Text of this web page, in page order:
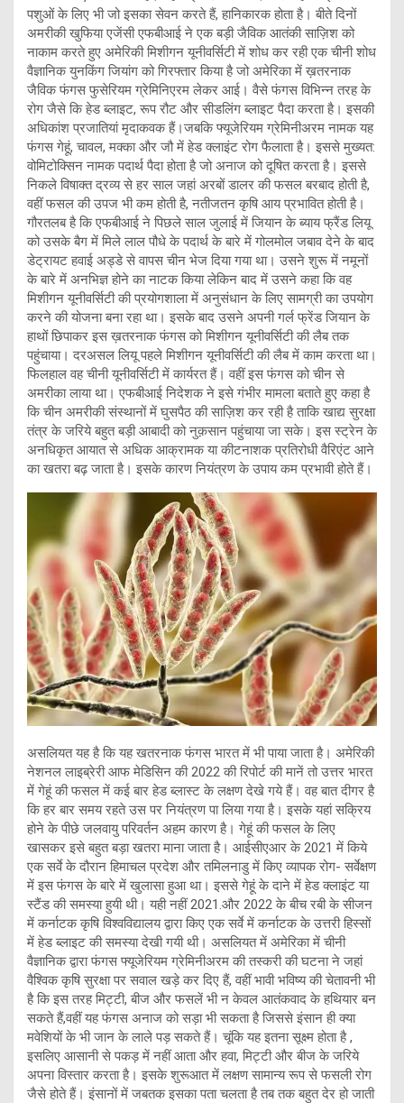
पशुओं के लिए भी जो इसका सेवन करते हैं, हानिकारक होता है। बीते दिनों
अमरीकी खुफिया एजेंसी एफबीआई ने एक बड़ी जैविक आतंकी साज़िश को
नाकाम करते हुए अमेरिकी मिशीगन यूनीवर्सिटी में शोध कर रही एक चीनी शोध
वैज्ञानिक युनकिंग जियांग को गिरफ्तार किया है जो अमेरिका में ख़तरनाक
जैविक फंगस फुसेरियम ग्रेमिनिएरम लेकर आई। वैसे फंगस विभिन्न तरह के
रोग जैसे कि हेड ब्लाइट, रूप रौट और सीडलिंग ब्लाइट पैदा करता है। इसकी
अधिकांश प्रजातियां मृदाकवक हैं।जबकि फ्यूजेरियम ग्रेमिनीअरम नामक यह
फंगस गेहूं, चावल, मक्का और जौ में हेड क्लाइंट रोग फैलाता है। इससे मुख्यत:
वोमिटोक्सिन नामक पदार्थ पैदा होता है जो अनाज को दूषित करता है। इससे
निकले विषाक्त द्रव्य से हर साल जहां अरबों डालर की फसल‌ बरबाद‌ होती है,
वहीं फसल की उपज भी कम होती है, नतीजतन कृषि आय प्रभावित होती है।
गौरतलब है कि एफबीआई ने पिछले साल जुलाई में जियान के ब्याय फ्रैंड लियू
को उसके बैग में मिले लाल पौधे के पदार्थ के बारे में गोलमोल जबाव देने के बाद
डेट्रायट हवाई अड्डे से वापस चीन भेज दिया गया था। उसने शुरू में नमूनों
के बारे में अनभिज्ञ होने का नाटक किया लेकिन बाद में उसने कहा कि वह
मिशीगन यूनीवर्सिटी की प्रयोगशाला में अनुसंधान के लिए सामग्री का उपयोग
करने की योजना बना रहा था। इसके बाद उसने अपनी गर्ल फ्रेंड जियान के
हाथों छिपाकर इस ख़तरनाक फंगस को मिशीगन यूनीवर्सिटी की लैब तक
पहुंचाया। दरअसल लियू पहले मिशीगन यूनीवर्सिटी की लैब में काम करता था।
फिलहाल वह चीनी यूनीवर्सिटी में कार्यरत हैं। वहीं इस फंगस को चीन से
अमरीका लाया था। एफबीआई निदेशक ने इसे गंभीर मामला बताते हुए कहा है
कि चीन अमरीकी संस्थानों में घुसपैठ की साज़िश कर रही है ताकि खाद्य सुरक्षा
तंत्र के जरिये बहुत बड़ी आबादी को नुक़सान पहुंचाया जा सके। इस स्ट्रेन के
अनधिकृत आयात से अधिक आक्रामक या कीटनाशक प्रतिरोधी वैरिएंट आने
का खतरा बढ़ जाता है। इसके कारण नियंत्रण के उपाय कम प्रभावी होते हैं।
असलियत यह है कि यह खतरनाक फंगस भारत में भी पाया जाता है। अमेरिकी
नेशनल‌ लाइब्रेरी आफ मेडिसिन की 2022 की रिपोर्ट की मानें तो उत्तर भारत
में गेहूं की फसल में कई बार हेड ब्लास्ट के लक्षण देखे गये हैं। वह बात दीगर है
कि हर बार समय रहते उस पर नियंत्रण पा लिया गया है।‌ इसके यहां सक्रिय
होने के पीछे जलवायु परिवर्तन अहम कारण है। गेहूं की फसल के लिए
खासकर इसे बहुत बड़ा खतरा माना जाता है। आईसीएआर के 2021 में किये
एक सर्वे के दौरान हिमाचल प्रदेश और तमिलनाडु में किए व्यापक रोग- सर्वेक्षण
में इस फंगस के बारे में खुलासा हुआ था। इससे गेहूं के दाने में हेड क्लाइंट या
स्टैंड की समस्या हुयी थी। यही नहीं 2021.और 2022 के बीच रबी के सीजन
में कर्नाटक कृषि विश्वविद्यालय द्वारा किए एक सर्वे में‌ कर्नाटक के उत्तरी हिस्सों
में हेड ब्लाइट की समस्या देखी गयी थी। असलियत में अमेरिका में चीनी
वैज्ञानिक द्वारा फंगस फ्यूजेरियम ग्रेमिनीअरम की तस्करी की घटना ने जहां
वैश्विक कृषि सुरक्षा पर सवाल खड़े कर दिए हैं, वहीं भावी भविष्य की चेतावनी भी
है कि इस तरह मिट्टी, बीज और फसलें भी न केवल आतंकवाद के हथियार बन
सकते हैं,‌वहीं यह फंगस अनाज को सड़ा भी सकता है जिससे इंसान ही क्या
मवेशियों के भी जान के लाले पड़ सकते हैं। चूंकि यह इतना सूक्ष्म होता है ,
इसलिए आसानी से पकड़ में नहीं आता और हवा, मिट्टी और बीज के जरिये
अपना विस्तार करता है। इसके शुरूआत में लक्षण सामान्य रूप से फसली रोग
जैसे होते हैं। इंसानों में जबतक इसका पता चलता है तब तक बहुत देर हो जाती